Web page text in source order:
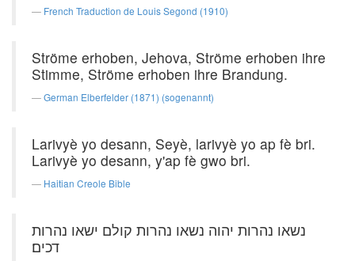
French Traduction de Louis Segond (1910)
Ströme erhoben, Jehova, Ströme erhoben ihre
Stimme, Ströme erhoben ihre Brandung.
German Elberfelder (1871) (sogenannt)
Larivyè yo desann, Seyè, larivyè yo ap fè bri.
Larivyè yo desann, y'ap fè gwo bri.
Haitian Creole Bible
נשאו נהרות יהוה נשאו נהרות קולם ישאו נהרות
דכים׃